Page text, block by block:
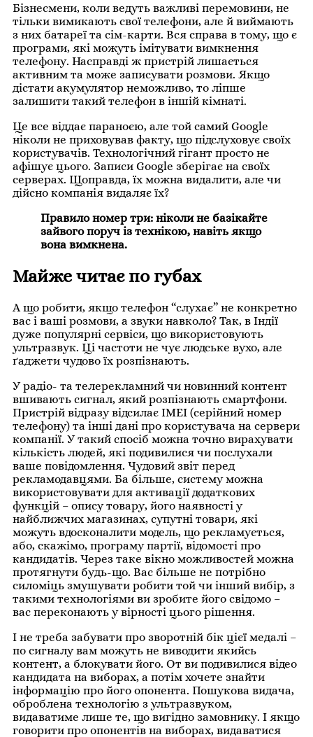
Бізнесмени, коли ведуть важливі перемовини, не
тільки вимикають свої телефони, але й виймають
з них батареї та сім-карти. Вся справа в тому, що є
програми, які можуть імітувати вимкнення
телефону. Насправді ж пристрій лишається
активним та може записувати розмови. Якщо
дістати акумулятор неможливо, то ліпше
залишити такий телефон в іншій кімнаті.
Це все віддає параноєю, але той самий Google
ніколи не приховував факту, що підслуховує своїх
користувачів. Технологічний гігант просто не
афішує цього. Записи Google зберігає на своїх
серверах. Щоправда, їх можна видалити, але чи
дійсно компанія видаляє їх?
Правило номер три: ніколи не базікайте
зайвого поруч із технікою, навіть якщо
вона вимкнена.
Майже читає по губах
А що робити, якщо телефон “слухає” не конкретно
вас і ваші розмови, а звуки навколо? Так, в Індії
дуже популярні сервіси, що використовують
ультразвук. Ці частоти не чує людське вухо, але
ґаджети чудово їх розпізнають.
У радіо- та телерекламний чи новинний контент
вшивають сигнал, який розпізнають смартфони.
Пристрій відразу відсилає IMEI (серійний номер
телефону) та інші дані про користувача на сервери
компанії. У такий спосіб можна точно вирахувати
кількість людей, які подивилися чи послухали
ваше повідомлення. Чудовий звіт перед
рекламодавцями. Ба більше, систему можна
використовувати для активації додаткових
функцій – опису товару, його наявності у
найближчих магазинах, супутні товари, які
можуть вдосконалити модель, що рекламується,
або, скажімо, програму партії, відомості про
кандидатів. Через таке вікно можливостей можна
протягнути будь-що. Вас більше не потрібно
силоміць змушувати робити той чи інший вибір, з
такими технологіями ви зробите його свідомо –
вас переконають у вірності цього рішення.
І не треба забувати про зворотній бік цієї медалі –
по сигналу вам можуть не виводити якийсь
контент, а блокувати його. От ви подивилися відео
кандидата на виборах, а потім хочете знайти
інформацію про його опонента. Пошукова видача,
оброблена технологію з ультразвуком,
видаватиме лише те, що вигідно замовнику. І якщо
говорити про опонентів на виборах, видаватися